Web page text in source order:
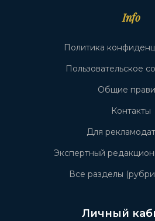
Info
Политика
Пользовательское
Общие
Контакты
Для
Экспертный
Все разделы
Личный